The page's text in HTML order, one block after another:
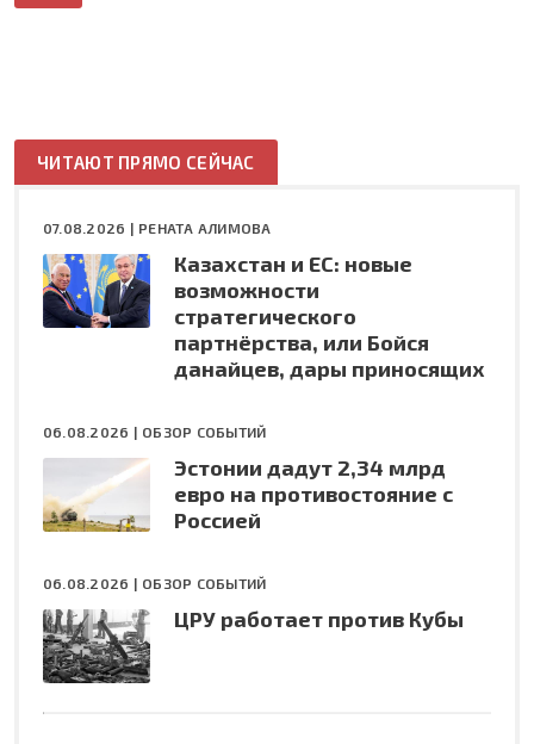
ЧИТАЮТ ПРЯМО СЕЙЧАС
07.08.2026 | РЕНАТА АЛИМОВА
Казахстан и ЕС: новые
возможности
стратегического
партнёрства, или Бойся
данайцев, дары приносящих
06.08.2026 | ОБЗОР СОБЫТИЙ
Эстонии дадут 2,34 млрд
евро на противостояние с
Россией
06.08.2026 | ОБЗОР СОБЫТИЙ
ЦРУ работает против Кубы